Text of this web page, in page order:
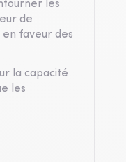
les
de
en faveur des
la capacité
les